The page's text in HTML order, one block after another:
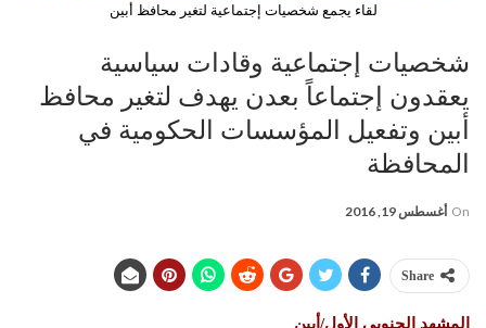
لقاء يجمع شخصيات إجتماعية لتغير محافظ أبين
شخصيات إجتماعية وقادات سياسية
يعقدون إجتماعاً بعدن يهدف لتغير محافظ
أبين وتفعيل المؤسسات الحكومية في
المحافظة
On أغسطس 19, 2016
Share
المشهد الجنوبي الأول/أبين